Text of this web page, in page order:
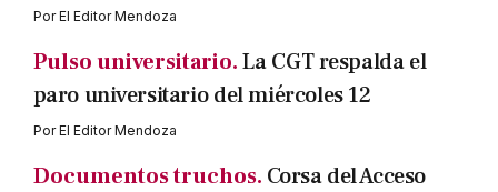
PorEl Editor Mendoza
Pulso universitario.La CGT respalda el
paro universitario del miércoles 12
PorEl Editor Mendoza
Documentos truchos. Corsa del Acceso